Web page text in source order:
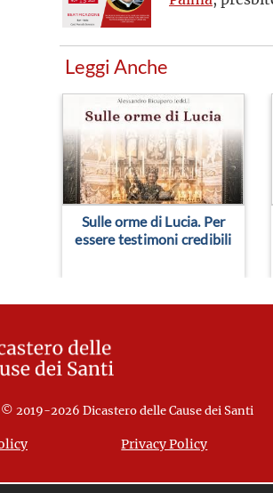
Leggi Anche
Sulle orme di Lucia. Per
essere testimoni credibili
2019-2026 Dicastero delle Cause dei Santi
Privacy Policy